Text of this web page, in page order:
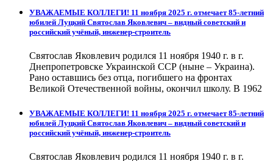
УВАЖАЕМЫЕ КОЛЛЕГИ! 11 ноября 2025 г. отмечает 85-летний
юбилей Луцкий Святослав Яковлевич – видный советский и
российский учёный, инженер-строитель
Святослав Яковлевич родился 11 ноября 1940 г. в г.
Днепропетровске Украинской ССР (ныне – Украина).
Рано оставшись без отца, погибшего на фронтах
Великой Отечественной войны, окончил школу. В 1962
УВАЖАЕМЫЕ КОЛЛЕГИ! 11 ноября 2025 г. отмечает 85-летний
юбилей Луцкий Святослав Яковлевич – видный советский и
российский учёный, инженер-строитель
Святослав Яковлевич родился 11 ноября 1940 г. в г.